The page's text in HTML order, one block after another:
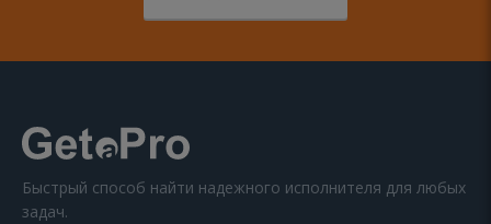
Быстрый способ найти надежного исполнителя для любых
задач.